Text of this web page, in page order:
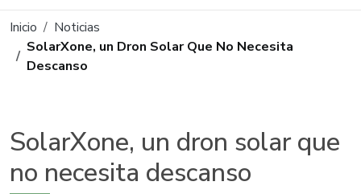
Ruta de navegación
Inicio
Noticias
SolarXone, un Dron Solar Que No Necesita
Descanso
SolarXone, un dron solar que
no necesita descanso